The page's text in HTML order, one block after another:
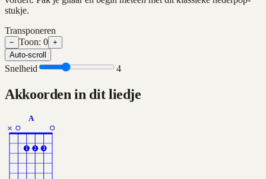
stukje.
Transponeren
− Toon: 0 +
Auto-scroll
Snelheid 4
Akkoorden in dit liedje
A
×
1 2 3